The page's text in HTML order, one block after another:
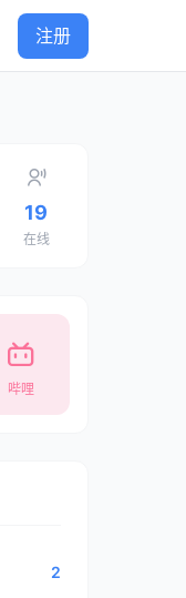
注册
19
在线
哔哩
2